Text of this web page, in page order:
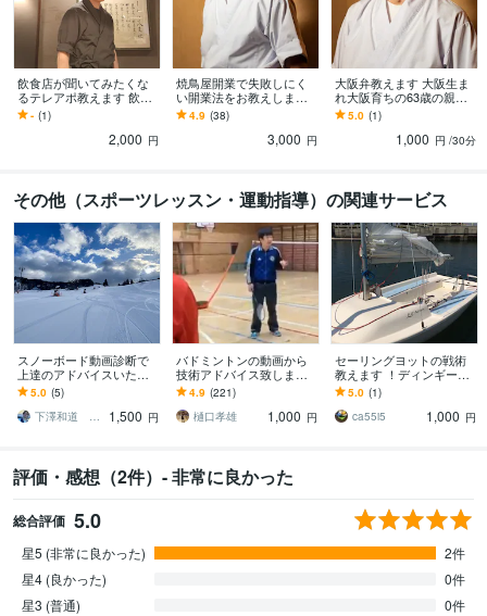
飲食店が聞いてみたくな
るテレアポ教えます 飲食
店が聞きたくなるテレア
ポと聞きたくないテレア
- (1)
2,000 円
焼鳥屋開業で失敗しにく
い開業法をお教えします
焼鳥歴39年の私が、あま
りお金を使わない開業法
4.9 (38)
3,000 円
大阪弁教えます 大阪生ま
れ大阪育ちの63歳の親父
に大阪弁学びませんか？
5.0 (1)
1,000 円 /30分
その他（スポーツレッスン・運動指導）の関連サービス
スノーボード動画診断で
上達のアドバイスいたし
ます 現役インストラクタ
ーが丁寧に対応いたしま
す！
5.0 (5)
下澤和道 shimo
1,500 円
バドミントンの動画から
技術アドバイス致します
《強豪校プロコーチから
技術で伸び悩んでいるあ
なたへ》
4.9 (221)
樋口孝雄
1,000 円
セーリングヨットの戦術
教えます ！ディンギーヨ
ットを上手くなりたい方
におススメ！
5.0 (1)
ca55i5
1,000 円
評価・感想（2件）- 非常に良かった
総合評価 5.0
星5 (非常に良かった)
2件
星4 (良かった)
0件
星3 (普通)
0件